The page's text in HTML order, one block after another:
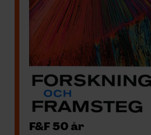
information från din enhet till de sociala
annons- och analysföretag som vi
Dessa kan i sin tur kombinera
information som du har tillhandahållit
samlat in när du har använt deras
F&F 50 år